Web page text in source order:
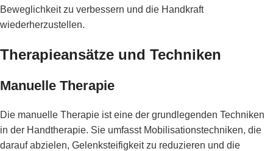
Beweglichkeit zu verbessern und die Handkraft
wiederherzustellen.
Therapieansätze und Techniken
Manuelle Therapie
Die manuelle Therapie ist eine der grundlegenden Techniken
in der Handtherapie. Sie umfasst Mobilisationstechniken, die
darauf abzielen, Gelenksteifigkeit zu reduzieren und die